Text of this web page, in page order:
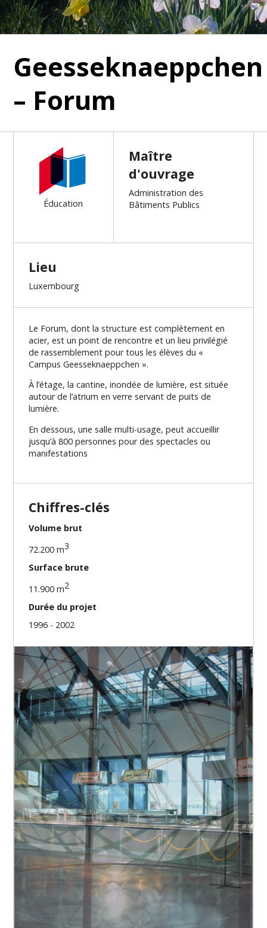
Geesseknaeppchen
– Forum
Éducation
Maître
d'ouvrage
Administration des
Bâtiments Publics
Lieu
Luxembourg
Le Forum, dont la structure est complètement en
acier, est un point de rencontre et un lieu privilégié
de rassemblement pour tous les élèves du «
Campus Geesseknaeppchen ».
À l’étage, la cantine, inondée de lumière, est située
autour de l’atrium en verre servant de puits de
lumière.
En dessous, une salle multi-usage, peut accueillir
jusqu’à 800 personnes pour des spectacles ou
manifestations
Chiffres-clés
Volume brut
72.200 m3
Surface brute
11.900 m2
Durée du projet
1996 - 2002
Nos missions
Préparation du projet
Direction du projet
Coordination des études
Autorisations
Gestion du budget
Gestion des contrats
Direction de chantier
Coordination des travaux
Réception
Facility Management (partiellement jusqu’à ce
jour)
Financement